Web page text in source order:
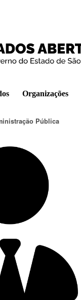
Organizações
Pública